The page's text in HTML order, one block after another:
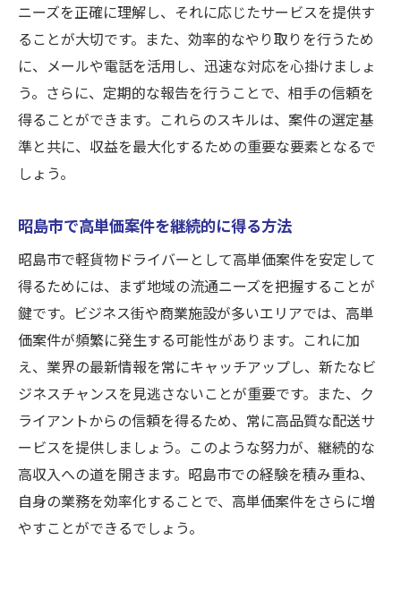
ニーズを正確に理解し、それに応じたサービスを提供す
ることが大切です。また、効率的なやり取りを行うため
に、メールや電話を活用し、迅速な対応を心掛けましょ
う。さらに、定期的な報告を行うことで、相手の信頼を
得ることができます。これらのスキルは、案件の選定基
準と共に、収益を最大化するための重要な要素となるで
しょう。
昭島市で高単価案件を継続的に得る方法
昭島市で軽貨物ドライバーとして高単価案件を安定して
得るためには、まず地域の流通ニーズを把握することが
鍵です。ビジネス街や商業施設が多いエリアでは、高単
価案件が頻繁に発生する可能性があります。これに加
え、業界の最新情報を常にキャッチアップし、新たなビ
ジネスチャンスを見逃さないことが重要です。また、ク
ライアントからの信頼を得るため、常に高品質な配送サ
ービスを提供しましょう。このような努力が、継続的な
高収入への道を開きます。昭島市での経験を積み重ね、
自身の業務を効率化することで、高単価案件をさらに増
やすことができるでしょう。